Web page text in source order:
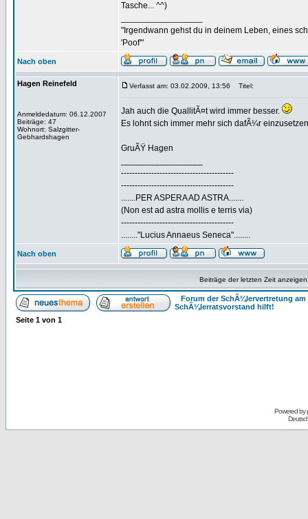
Tasche... ^^)
"Irgendwann gehst du in deinem Leben, eines
'Poof'"
Nach oben
Hagen Reinefeld
Anmeldedatum: 06.12.2007
Beiträge: 47
Wohnort: Salzgitter-
Gebhardshagen
Verfasst am: 03.02.2009, 13:56 Titel:
Jah auch die QuallitÃ¤t wird immer besser.
Es lohnt sich immer mehr sich dafÃ¼r
GruÃŸ Hagen
-----------------------------------------
-----------------------------------------
.......PER ASPERA AD ASTRA.......
(Non est ad astra mollis e terris via)
-----------------------------------------
........"Lucius Annaeus Seneca"........
Nach oben
Beiträge der letzten Zeit
Forum der SchÃ¼lervertretung
SchÃ¼lerratsvorstand hilft!
Seite 1 von 1
Powered by